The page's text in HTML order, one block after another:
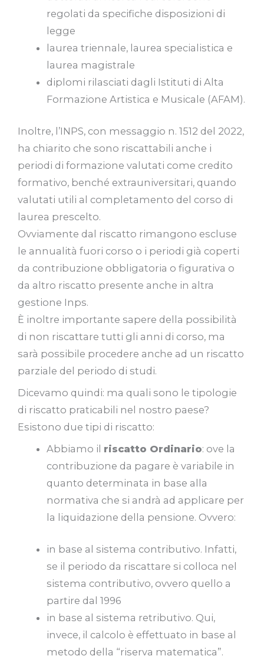
regolati da specifiche disposizioni di
legge
laurea triennale, laurea specialistica e
laurea magistrale
diplomi rilasciati dagli Istituti di Alta
Formazione Artistica e Musicale (AFAM).
Inoltre, l’INPS, con messaggio n. 1512 del 2022,
ha chiarito che sono riscattabili anche i
periodi di formazione valutati come credito
formativo, benché extrauniversitari, quando
valutati utili al completamento del corso di
laurea prescelto.
Ovviamente dal riscatto rimangono escluse
le annualità fuori corso o i periodi già coperti
da contribuzione obbligatoria o figurativa o
da altro riscatto presente anche in altra
gestione Inps.
È inoltre importante sapere della possibilità
di non riscattare tutti gli anni di corso, ma
sarà possibile procedere anche ad un riscatto
parziale del periodo di studi.
Dicevamo quindi: ma quali sono le tipologie
di riscatto praticabili nel nostro paese?
Esistono due tipi di riscatto:
Abbiamo il riscatto Ordinario: ove la
contribuzione da pagare è variabile in
quanto determinata in base alla
normativa che si andrà ad applicare per
la liquidazione della pensione. Ovvero:
in base al sistema contributivo. Infatti,
se il periodo da riscattare si colloca nel
sistema contributivo, ovvero quello a
partire dal 1996
in base al sistema retributivo. Qui,
invece, il calcolo è effettuato in base al
metodo della “riserva matematica”.